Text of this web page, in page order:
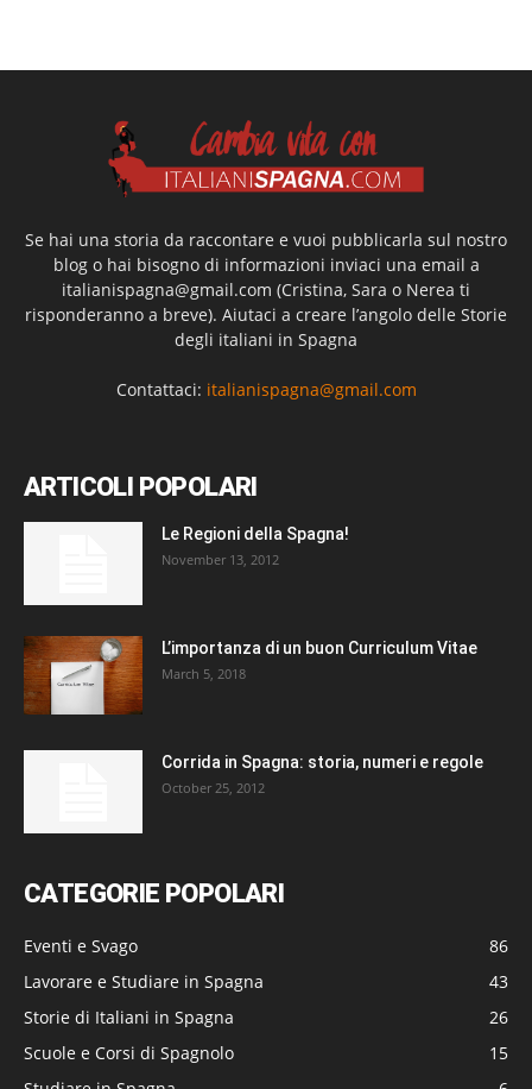
Se hai una storia da raccontare e vuoi pubblicarla sul nostro
blog o hai bisogno di informazioni inviaci una email a
italianispagna@gmail.com (Cristina, Sara o Nerea ti
risponderanno a breve). Aiutaci a creare l’angolo delle Storie
degli italiani in Spagna
Contattaci: italianispagna@gmail.com
ARTICOLI POPOLARI
Le Regioni della Spagna!
November 13, 2012
L’importanza di un buon Curriculum Vitae
March 5, 2018
Corrida in Spagna: storia, numeri e regole
October 25, 2012
CATEGORIE POPOLARI
Eventi e Svago
86
Lavorare e Studiare in Spagna
43
Storie di Italiani in Spagna
26
Scuole e Corsi di Spagnolo
15